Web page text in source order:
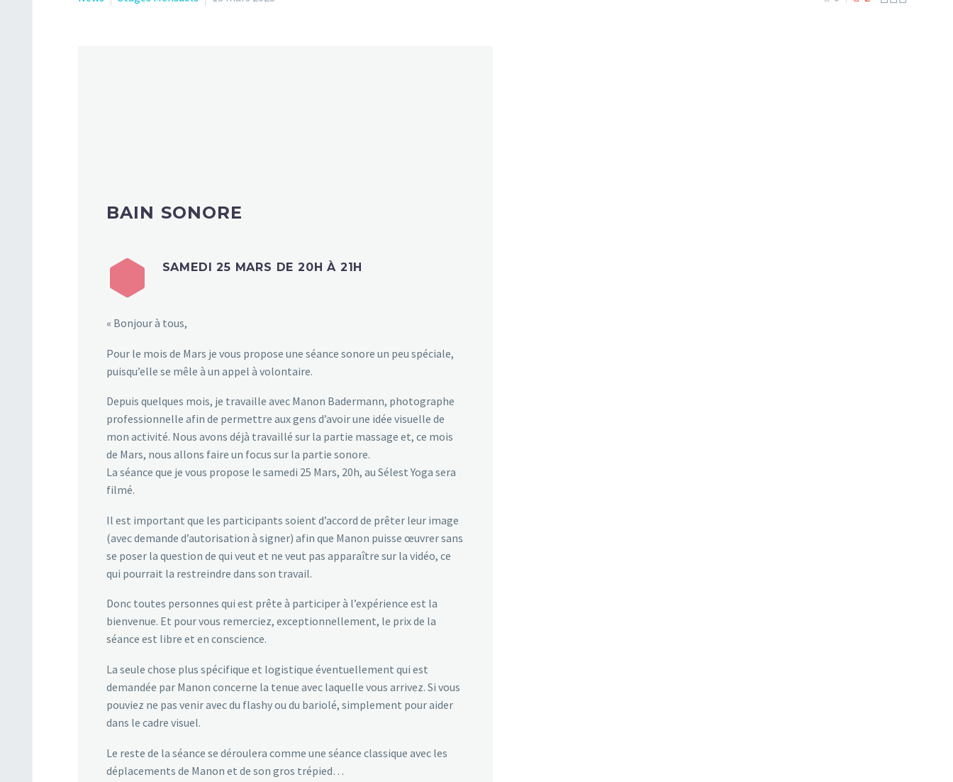
BAIN SONORE
SAMEDI 25 MARS DE 20H À 21H
« Bonjour à tous,
Pour le mois de Mars je vous propose une séance sonore un peu spéciale,
puisqu’elle se mêle à un appel à volontaire.
Depuis quelques mois, je travaille avec Manon Badermann, photographe
professionnelle afin de permettre aux gens d’avoir une idée visuelle de
mon activité. Nous avons déjà travaillé sur la partie massage et, ce mois
de Mars, nous allons faire un focus sur la partie sonore.
La séance que je vous propose le samedi 25 Mars, 20h, au Sélest Yoga sera
filmé.
Il est important que les participants soient d’accord de prêter leur image
(avec demande d’autorisation à signer) afin que Manon puisse œuvrer sans
se poser la question de qui veut et ne veut pas apparaître sur la vidéo, ce
qui pourrait la restreindre dans son travail.
Donc toutes personnes qui est prête à participer à l’expérience est la
bienvenue. Et pour vous remerciez, exceptionnellement, le prix de la
séance est libre et en conscience.
La seule chose plus spécifique et logistique éventuellement qui est
demandée par Manon concerne la tenue avec laquelle vous arrivez. Si vous
pouviez ne pas venir avec du flashy ou du bariolé, simplement pour aider
dans le cadre visuel.
Le reste de la séance se déroulera comme une séance classique avec les
déplacements de Manon et de son gros trépied…